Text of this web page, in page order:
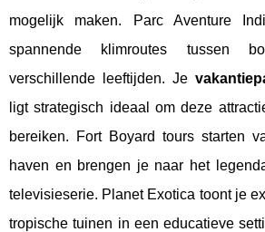
mogelijk maken. Parc Aventure
spannende klimroutes tussen
verschillende leeftijden. Je
ligt strategisch ideaal om deze
bereiken. Fort Boyard tours starten
haven en brengen je naar het
televisieserie. Planet Exotica toont je
tropische tuinen in een educatieve